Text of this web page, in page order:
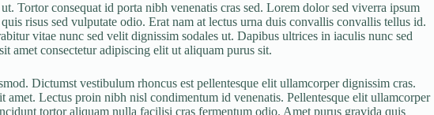
Tortor consequat id porta nibh venenatis cras sed. Lorem dolor sed viverra ipsum
risus sed vulputate odio. Erat nam at lectus urna duis convallis convallis tellus id.
vitae nunc sed velit dignissim sodales ut. Dapibus ultrices in iaculis nunc sed
amet consectetur adipiscing elit ut aliquam purus sit.
Dictumst vestibulum rhoncus est pellentesque elit ullamcorper dignissim cras.
Lectus proin nibh nisl condimentum id venenatis. Pellentesque elit ullamcorper
tortor aliquam nulla facilisi cras fermentum odio. Amet purus gravida quis